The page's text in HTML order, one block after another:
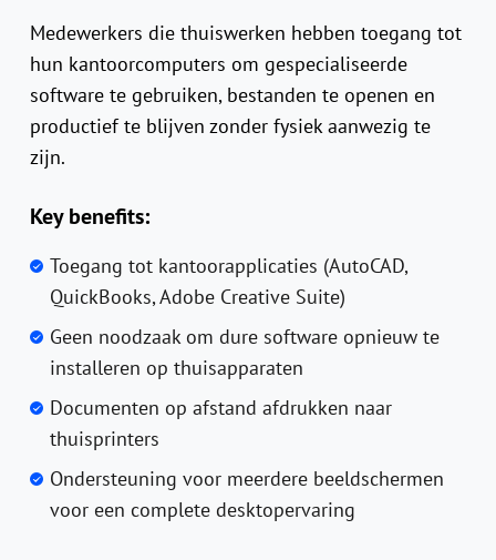
Medewerkers die thuiswerken hebben toegang tot
hun kantoorcomputers om gespecialiseerde
software te gebruiken, bestanden te openen en
productief te blijven zonder fysiek aanwezig te
zijn.
Key benefits:
Toegang tot kantoorapplicaties (AutoCAD,
QuickBooks, Adobe Creative Suite)
Geen noodzaak om dure software opnieuw te
installeren op thuisapparaten
Documenten op afstand afdrukken naar
thuisprinters
Ondersteuning voor meerdere beeldschermen
voor een complete desktopervaring